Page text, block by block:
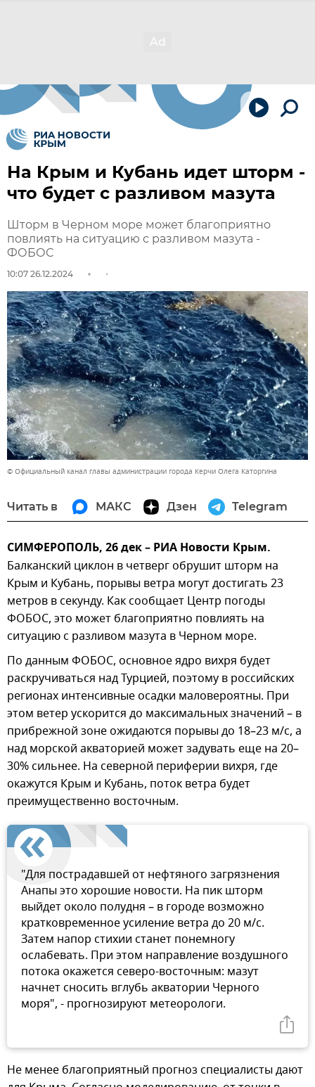
На Крым и Кубань идет шторм -
что будет с разливом мазута
Шторм в Черном море может благоприятно
повлиять на ситуацию с разливом мазута -
ФОБОС
10:07 26.12.2024
© Официальный канал главы администрации города Керчи Олега Каторгина
Читать в МАКС Дзен Telegram
СИМФЕРОПОЛЬ, 26 дек – РИА Новости Крым.
Балканский циклон в четверг обрушит шторм на
Крым и Кубань, порывы ветра могут достигать 23
метров в секунду. Как сообщает Центр погоды
ФОБОС, это может благоприятно повлиять на
ситуацию с разливом мазута в Черном море.
По данным ФОБОС, основное ядро вихря будет
раскручиваться над Турцией, поэтому в российских
регионах интенсивные осадки маловероятны. При
этом ветер ускорится до максимальных значений – в
прибрежной зоне ожидаются порывы до 18–23 м/с, а
над морской акваторией может задувать еще на 20–
30% сильнее. На северной периферии вихря, где
окажутся Крым и Кубань, поток ветра будет
преимущественно восточным.
"Для пострадавшей от нефтяного загрязнения
Анапы это хорошие новости. На пик шторм
выйдет около полудня – в городе возможно
кратковременное усиление ветра до 20 м/с.
Затем напор стихии станет понемногу
ослабевать. При этом направление воздушного
потока окажется северо-восточным: мазут
начнет сносить вглубь акватории Черного
моря", - прогнозируют метеорологи.
Не менее благоприятный прогноз специалисты дают